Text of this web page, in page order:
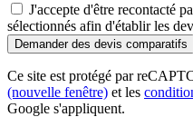
J'accepte d'être recontacté
sélectionnés afin d'établir les
Ce site est protégé par
(nouvelle fenêtre) et les
Google s'appliquent.